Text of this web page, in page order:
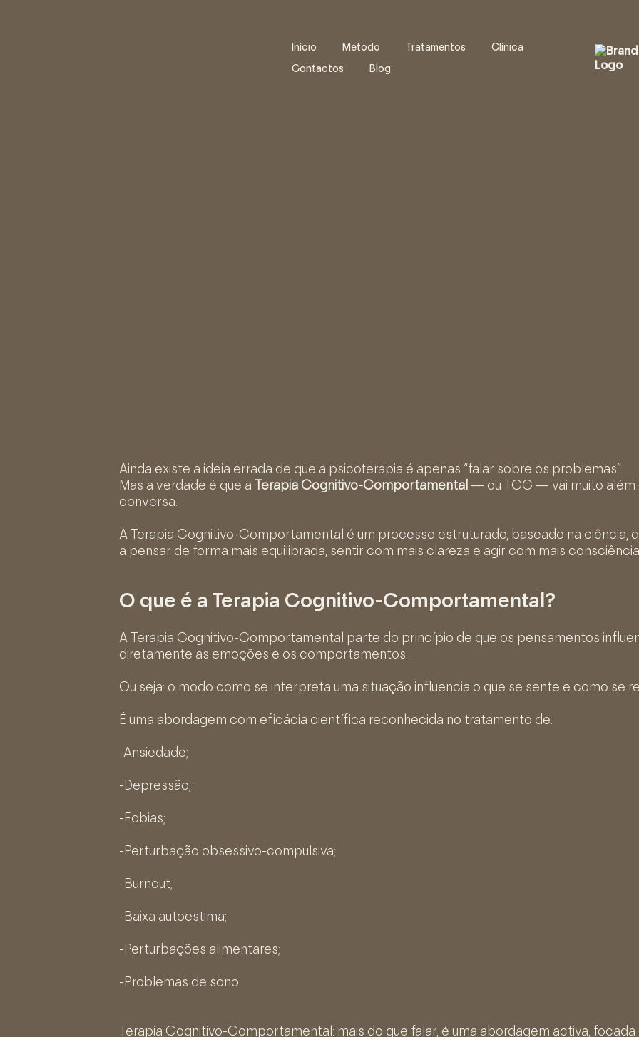
Início Método Tratamentos Clínica
Contactos Blog
Ainda existe a ideia errada de que a psicoterapia é apenas “falar sobre os problemas”.
Mas a verdade é que a
Terapia Cognitivo-Comportamental — ou TCC — vai muito além
conversa.
A Terapia Cognitivo-Comportamental é um processo estruturado, baseado na ciência,
a pensar de forma mais equilibrada, sentir com mais clareza e agir com mais
O que é a Terapia Cognitivo-Comportamental?
A Terapia Cognitivo-Comportamental parte do princípio de que os pensamentos
diretamente as emoções e os comportamentos.
Ou seja: o modo como se interpreta uma situação influencia o que se sente e como se
É uma abordagem com eficácia científica reconhecida no tratamento de:
-Ansiedade;
-Depressão;
-Fobias;
-Perturbação obsessivo-compulsiva;
-Burnout;
-Baixa autoestima;
-Perturbações alimentares;
-Problemas de sono.
Terapia Cognitivo-Comportamental: mais do que falar, é uma abordagem activa, focada